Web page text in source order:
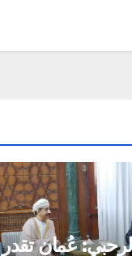
عُمان تقدر